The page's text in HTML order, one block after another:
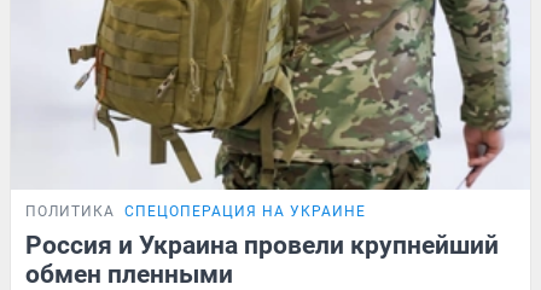
ПОЛИТИКА СПЕЦОПЕРАЦИЯ НА УКРАИНЕ
Россия и Украина провели крупнейший
обмен пленными